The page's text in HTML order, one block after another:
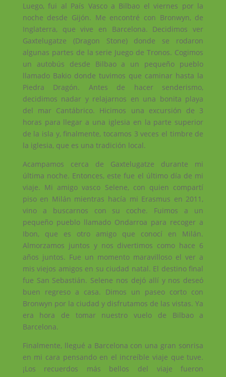
Luego, fui al País Vasco a Bilbao el viernes por la
noche desde Gijón. Me encontré con Bronwyn, de
Inglaterra, que vive en Barcelona. Decidimos ver
Gaxtelugatze (Dragon Stone) donde se rodaron
algunas partes de la serie Juego de Tronos. Cogimos
un autobús desde Bilbao a un pequeño pueblo
llamado Bakio donde tuvimos que caminar hasta la
Piedra Dragón. Antes de hacer senderismo,
decidimos nadar y relajarnos en una bonita playa
del mar Cantábrico. Hicimos una excursión de 3
horas para llegar a una iglesia en la parte superior
de la isla y, finalmente, tocamos 3 veces el timbre de
la iglesia, que es una tradición local.
Acampamos cerca de Gaxtelugatze durante mi
última noche. Entonces, este fue el último día de mi
viaje. Mi amigo vasco Selene, con quien compartí
piso en Milán mientras hacía mi Erasmus en 2011,
vino a buscarnos con su coche. Fuimos a un
pequeño pueblo llamado Ondarroa para recoger a
Ibon, que es otro amigo que conocí en Milán.
Almorzamos juntos y nos divertimos como hace 6
años juntos. Fue un momento maravilloso el ver a
mis viejos amigos en su ciudad natal. El destino final
fue San Sebastián. Selene nos dejó allí y nos deseó
buen regreso a casa. Dimos un paseo corto con
Bronwyn por la ciudad y disfrutamos de las vistas. Ya
era hora de tomar nuestro vuelo de Bilbao a
Barcelona.
Finalmente, llegué a Barcelona con una gran sonrisa
en mi cara pensando en el increíble viaje que tuve.
¡Los recuerdos más bellos del viaje fueron